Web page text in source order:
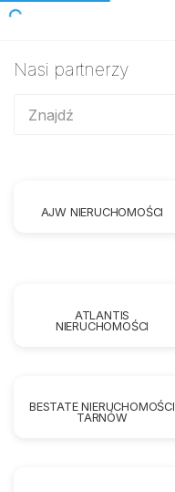
Nasi partnerzy
AJW NIERUCHOMOŚCI
ATLANTIS
NIERUCHOMOŚCI
BESTATE NIERUCHOMOŚCI
TARNÓW